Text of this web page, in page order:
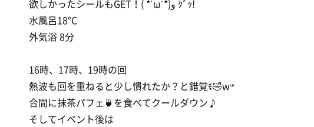
欲しかったシールもGET！( *˙ω˙*)و ｸﾞｯ!
水風呂18°C
外気浴 8分
16時、17時、19時の回
熱波も回を重ねると少し慣れたか？と錯覚ꉂ🤣w‪𐤔
合間に抹茶パフェ🍵を食べてクールダウン♪
そしてイベント後は